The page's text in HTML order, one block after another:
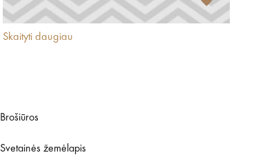
Skaityti daugiau
Brošiūros
Svetainės žemėlapis